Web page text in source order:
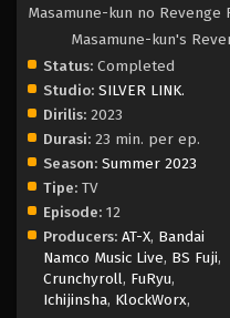
Masamune-kun no Revenge
Masamune-kun's
Status: Completed
Studio: SILVER LINK.
Dirilis: 2023
Durasi: 23 min. per ep.
Season: Summer 2023
Tipe: TV
Episode: 12
Producers: AT-X, Bandai
Namco Music Live, BS Fuji,
Crunchyroll, FuRyu,
Ichijinsha, KlockWorx,